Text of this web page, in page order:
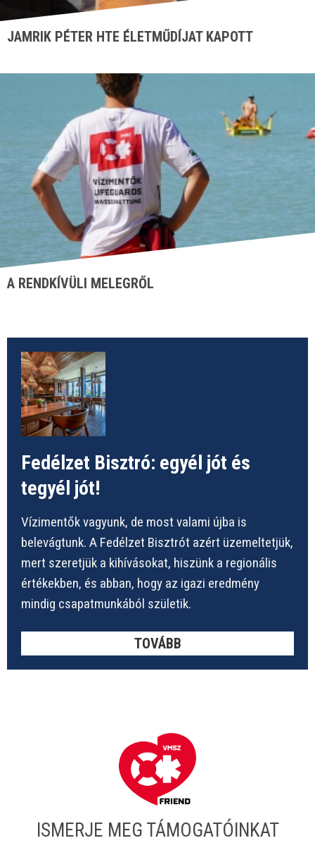
JAMRIK PÉTER HTE ÉLETMŰDÍJAT KAPOTT
A RENDKÍVÜLI MELEGRŐL
Fedélzet Bisztró: egyél jót és
tegyél jót!
Vízimentők vagyunk, de most valami újba is
belevágtunk. A Fedélzet Bisztrót azért üzemeltetjük,
mert szeretjük a kihívásokat, hiszünk a regionális
értékekben, és abban, hogy az igazi eredmény
mindig csapatmunkából születik.
TOVÁBB
ISMERJE MEG TÁMOGATÓINKAT